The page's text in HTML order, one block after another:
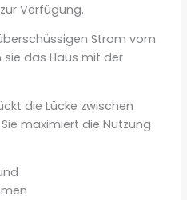
Verfügung.
Strom vom
das Haus mit der
die Lücke zwischen
maximiert die Nutzung